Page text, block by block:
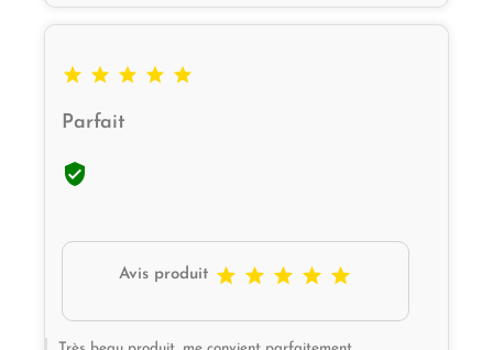
    
Parfait

Avis produit     